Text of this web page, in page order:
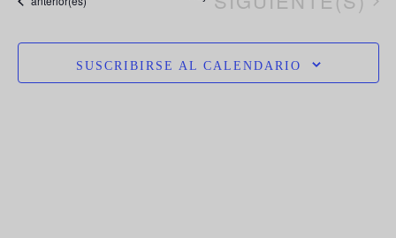
de
SUSCRIBIRSE AL CALENDARIO